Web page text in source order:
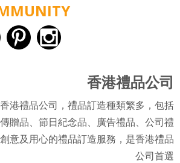
香港禮品公司
港禮品公司，禮品訂造種類繁多，包括
贈品、節日紀念品、廣告禮品、公司禮
意及用心的禮品訂造服務，是香港禮品
公司首選